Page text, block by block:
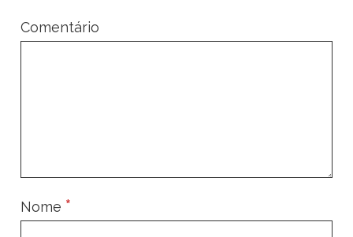
Comentário
Nome *